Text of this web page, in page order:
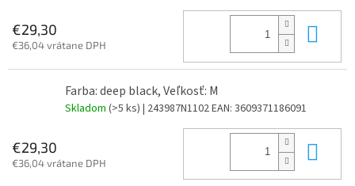
€29,30
€36,04 vrátane DPH
Farba: deep black, Veľkosť: M
Skladom (>5 ks) | 243987N1102EAN: 3609371186091
€29,30
€36,04 vrátane DPH